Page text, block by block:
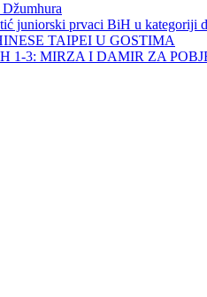
juniorski prvaci BiH u kategoriji
TAIPEI U GOSTIMA
1-3: MIRZA I DAMIR ZA